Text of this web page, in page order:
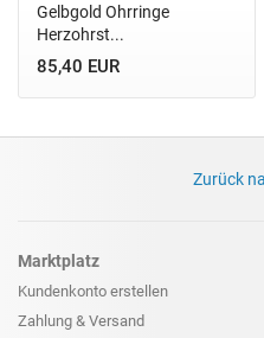
Gelbgold Ohrringe
Herzohrst...
85,40 EUR
Zurück
Marktplatz
Kundenkonto erstellen
Zahlung & Versand